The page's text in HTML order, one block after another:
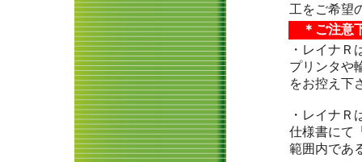
工をご希望
＊ご注意
・レイナ
プリンタや
をお控え下
・レイナ
仕様書にて
範囲内であ